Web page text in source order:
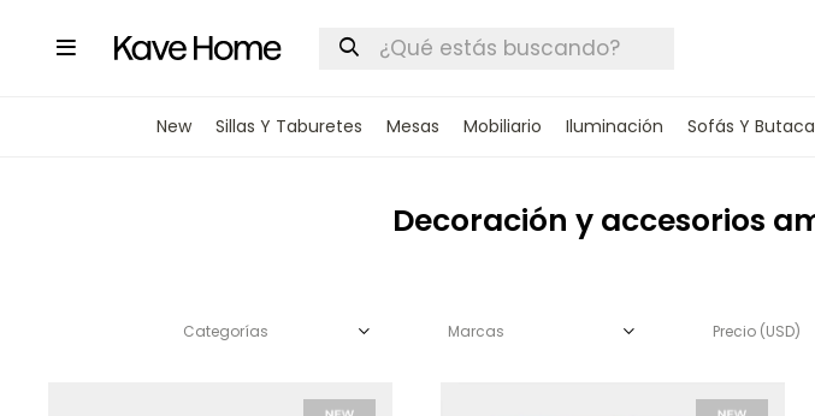

New Sillas Y Taburetes Mesas Mobiliario Iluminación Sofás Y
Decoración y accesorios
Categorías Marcas Precio (USD)